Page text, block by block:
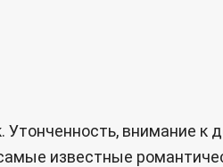
внимание
известные